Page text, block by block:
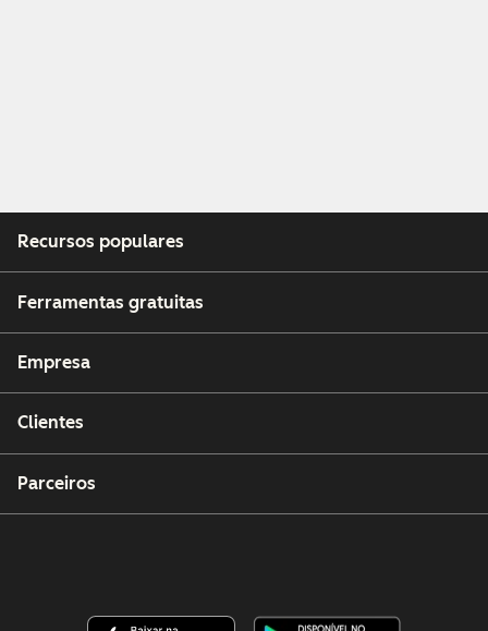
Recursos populares
Ferramentas gratuitas
Empresa
Clientes
Parceiros